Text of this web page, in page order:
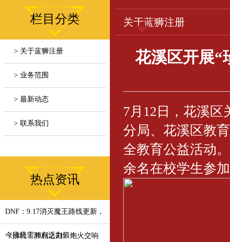
栏目分类
> 关于蓝狮注册
> 业务范围
> 最新动态
> 联系我们
热点资讯
DNF：9.17消灭魔王路线更新，
今日只需38点活力值！
《拂晓：胜利之刻》炮火交响
关于蓝狮注册
花溪区开展“
7月12日，花溪
分局、花溪区教
全教育公益活动
余名在校学生参